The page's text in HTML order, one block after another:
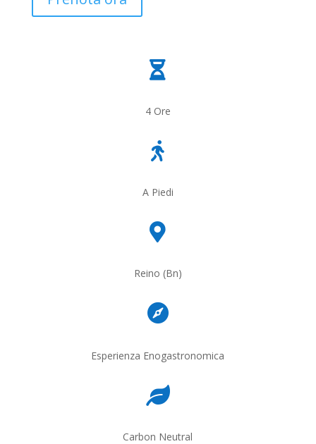

4 Ore

A Piedi

Reino (Bn)

Esperienza Enogastronomica

Carbon Neutral